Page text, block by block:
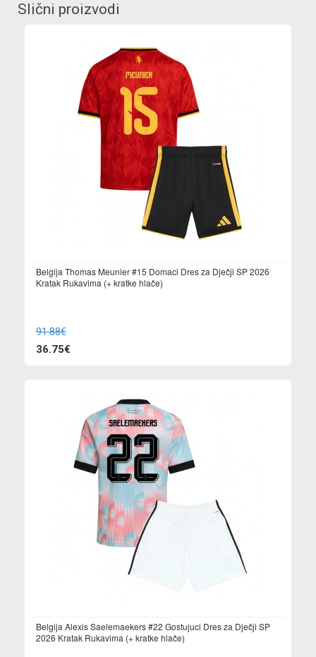
Slični proizvodi
Belgija Thomas Meunier #15 Domaci Dres za Dječji SP 2026
Kratak Rukavima (+ kratke hlače)
91.88€
36.75€
Belgija Alexis Saelemaekers #22 Gostujuci Dres za Dječji SP
2026 Kratak Rukavima (+ kratke hlače)